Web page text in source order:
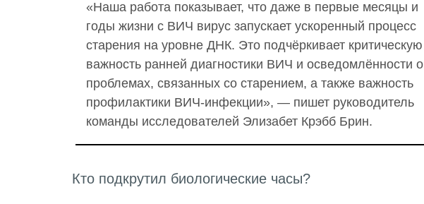
«Наша работа показывает, что даже в первые месяцы и
годы жизни с ВИЧ вирус запускает ускоренный процесс
старения на уровне ДНК. Это подчёркивает критическую
важность ранней диагностики ВИЧ и осведомлённости о
проблемах, связанных со старением, а также важность
профилактики ВИЧ-инфекции», — пишет руководитель
команды исследователей Элизабет Крэбб Брин.
Кто подкрутил биологические часы?